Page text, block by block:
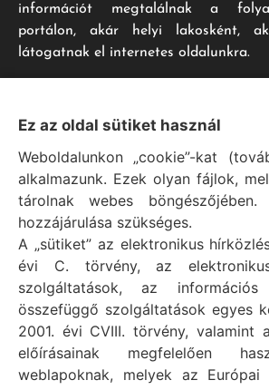
információt megtalálnak a
portálon, akár helyi lakosként,
látogatnak el internetes oldalunkra.
Impresszum
Vál Község Önkormányzat hivatalos
Vál Község Önkormányzat © 1996 -
Adószám: 15727079-2-07
Adatvédelmi tájékoztató
Felelős: Bechtold Tamás polgármester
Cím: H-2473 Vál, Vajda János utca 2.
Telefon: +36 (22) 353-411
E-mail: polgarmester@val.hu
Ez az oldal sütiket használ
Weboldalunkon „cookie”-kat
alkalmazunk. Ezek olyan fájlok,
tárolnak webes
hozzájárulása szükséges.
A „sütiket” az elektronikus
évi C. törvény, az
szolgáltatások, az információs
összefüggő szolgáltatások egyes
2001. évi CVIII. törvény, valamint
előírásainak megfelelően
weblapoknak, melyek az Európai